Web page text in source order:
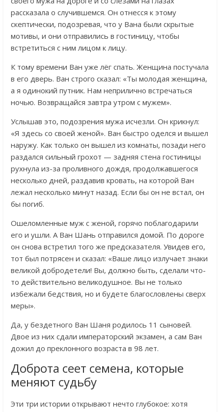
рассказала о случившемся. Он отнесся к этому
скептически, подозревая, что у Вана были скрытые
мотивы, и они отправились в гостиницу, чтобы
встретиться с ним лицом к лицу.
К тому времени Ван уже лёг спать. Женщина постучала
в его дверь. Ван строго сказал: «Ты молодая женщина,
а я одинокий путник. Нам неприлично встречаться
ночью. Возвращайся завтра утром с мужем».
Услышав это, подозрения мужа исчезли. Он крикнул:
«Я здесь со своей женой». Ван быстро оделся и вышел
наружу. Как только он вышел из комнаты, позади него
раздался сильный грохот — задняя стена гостиницы
рухнула из-за проливного дождя, продолжавшегося
несколько дней, раздавив кровать, на которой Ван
лежал несколько минут назад. Если бы он не встал, он
бы погиб.
Ошеломленные муж с женой, горячо поблагодарили
его и ушли. А Ван Шань отправился домой. По дороге
он снова встретил того же предсказателя. Увидев его,
тот был потрясен и сказал: «Ваше лицо излучает знаки
великой добродетели! Вы, должно быть, сделали что-
то действительно великодушное. Вы не только
избежали бедствия, но и будете благословлены сверх
меры».
Да, у бездетного Ван Шаня родилось 11 сыновей.
Двое из них сдали императорский экзамен, а сам Ван
дожил до преклонного возраста в 98 лет.
Доброта сеет семена, которые
меняют судьбу
Эти три истории открывают нечто глубокое: хотя